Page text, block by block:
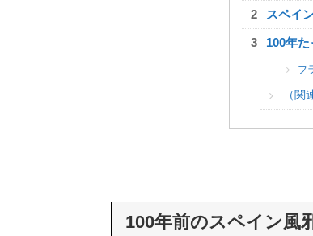
スペイ
100年
フ
（関
100年前のスペイン風